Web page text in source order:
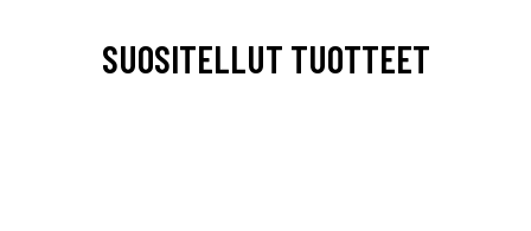
SUOSITELLUT TUOTTEET